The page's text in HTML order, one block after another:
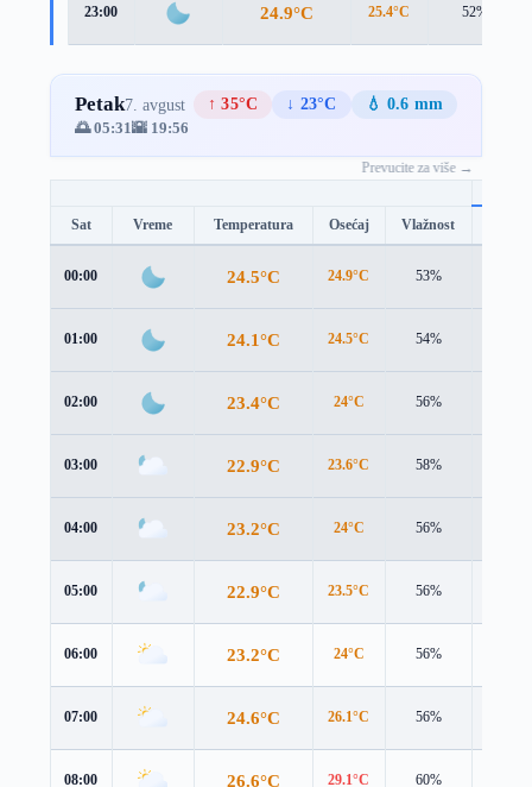
23:00 24.9°C 25.4°C 52%
Petak7. avgust ↑ 35°C ↓ 23°C
💧 0.6 mm
🌅 05:31🌇 19:56
Prevucite za više →
Sat Vreme Temperatura Osećaj Vlažnost
00:00 24.5°C 24.9°C 53%
01:00 24.1°C 24.5°C 54%
02:00 23.4°C 24°C 56%
03:00 22.9°C 23.6°C 58%
04:00 23.2°C 24°C 56%
05:00 22.9°C 23.5°C 56%
06:00 23.2°C 24°C 56%
07:00 24.6°C 26.1°C 56%
08:00 26.6°C 29.1°C 60%